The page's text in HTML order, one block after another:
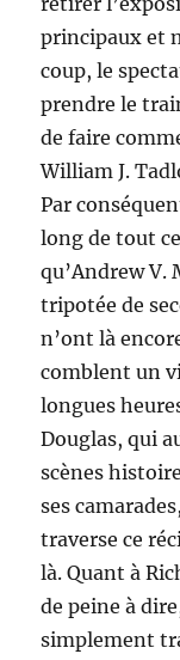
principaux et
coup, le
prendre le
de faire
William J.
Par
long de tout
qu’Andrew V.
tripotée de
n’ont là
comblent un
longues
Douglas, qui
scènes
ses
traverse ce
là. Quant à
de peine à
simplement